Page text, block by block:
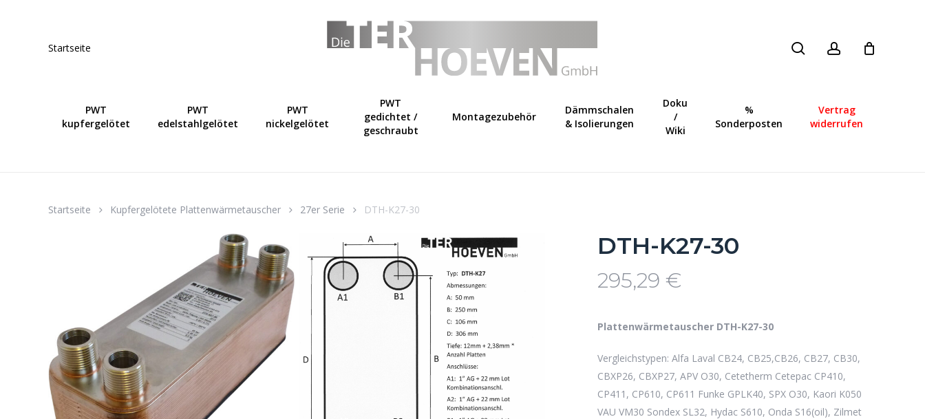
Startseite
PWT
kupfergelötet
PWT
edelstahlgelötet
PWT
nickelgelötet
PWT
gedichtet /
geschraubt
Montagezubehör
Dämmschalen
& Isolierungen
Doku
/
Wiki
%
Sonderposten
Vertrag
widerrufen
Startseite Kupfergelötete Plattenwärmetauscher 27er Serie DTH-K27-30
DTH-K27-30
295,29 €
Plattenwärmetauscher DTH-K27-30
Vergleichstypen: Alfa Laval CB24, CB25,CB26, CB27, CB30,
CBXP26, CBXP27, APV O30, Cetetherm Cetepac CP410,
CP411, CP610, CP611 Funke GPLK40, SPX O30, Kaori K050
VAU VM30 Sondex SL32, Hydac S610, Onda S16(oil), Zilmet